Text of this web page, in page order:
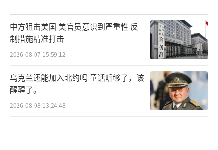
中方狙击美国 美官员意识到严重性 反
制措施精准打击
2026-08-07 15:59:12
乌克兰还能加入北约吗 童话听够了，该
醒醒了。
2026-08-08 13:24:48